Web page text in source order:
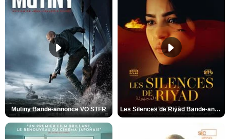
Mutiny Bande-annonce VO STFR Les Silences de Riyad Bande-annonce VO STFR